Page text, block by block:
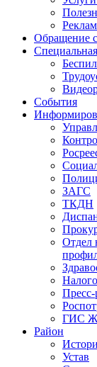
Обращение
События
ЗАГС
ТКДН
Отдел
ГИС
Район
Устав